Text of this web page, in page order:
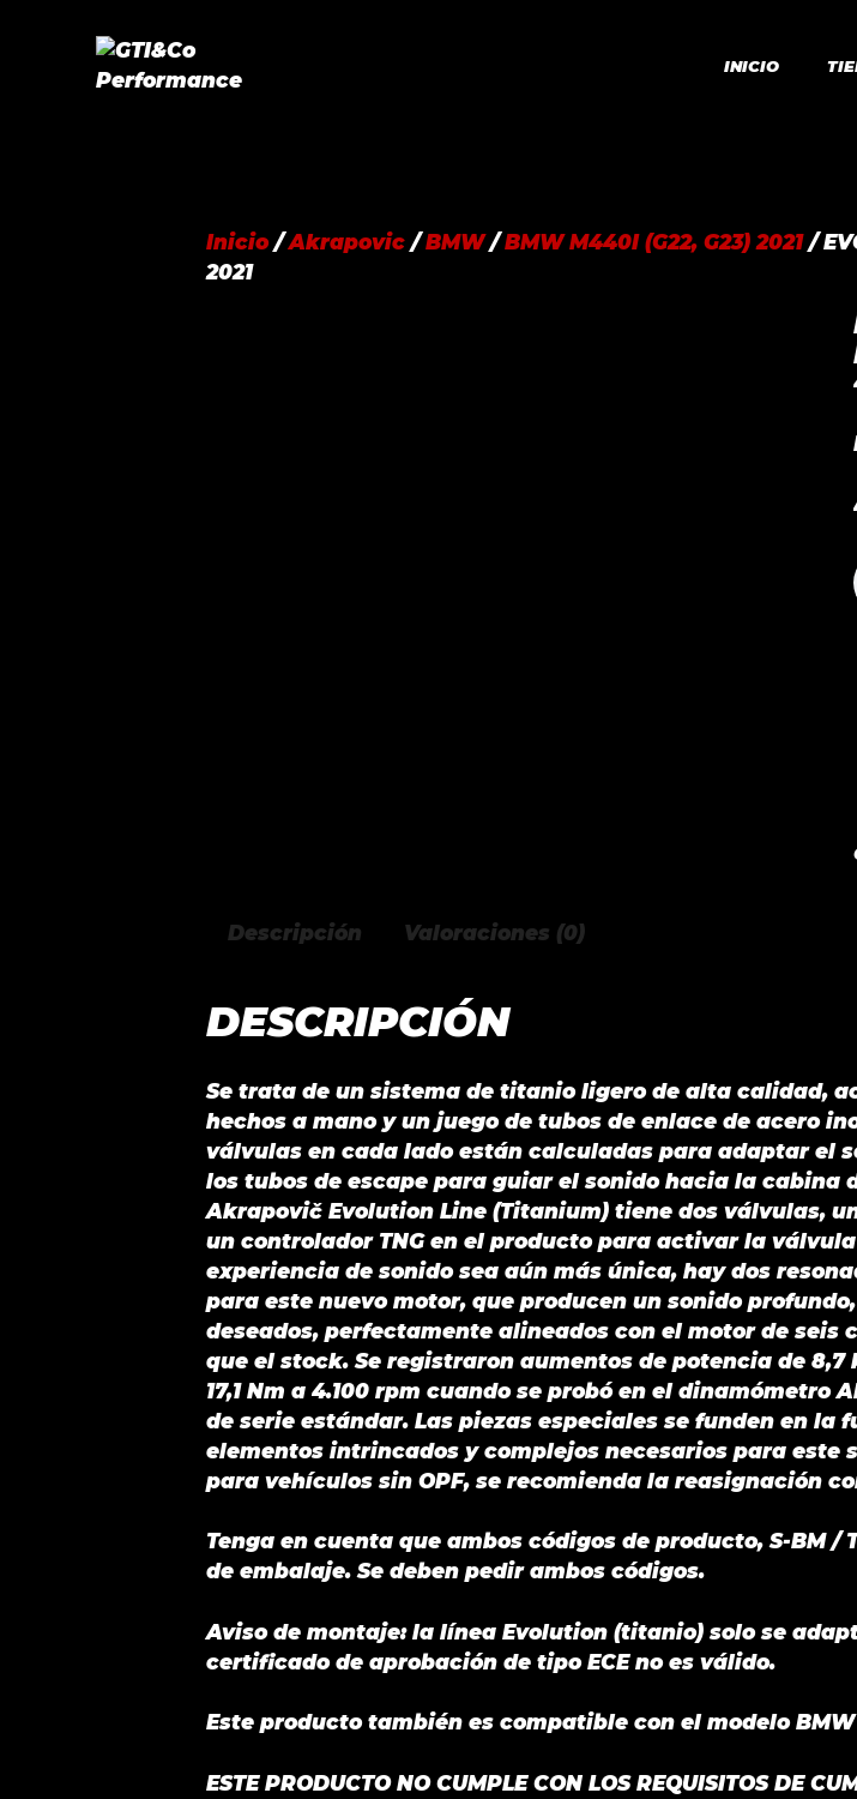
contenido
INICIO
Inicio/Akrapovic /BMW/BMW M440I (G22, G23) 2021/
2021
Descripción Valoraciones (0)
DESCRIPCIÓN
Se trata de un sistema de titanio ligero de alta calidad,
hechos a mano y un juego de tubos de enlace de acero
válvulas en cada lado están calculadas para adaptar el
los tubos de escape para guiar el sonido hacia la cabina
Akrapovič Evolution Line (Titanium) tiene dos válvulas,
un controlador TNG en el producto para activar la
experiencia de sonido sea aún más única, hay dos
para este nuevo motor, que producen un sonido
deseados, perfectamente alineados con el motor de seis
que el stock. Se registraron aumentos de potencia de 8,7
17,1 Nm a 4.100 rpm cuando se probó en el
de serie estándar. Las piezas especiales se funden en
elementos intrincados y complejos necesarios para este
para vehículos sin OPF, se recomienda la reasignación
Tenga en cuenta que ambos códigos de producto, S-BM /
de embalaje. Se deben pedir ambos códigos.
Aviso de montaje: la línea Evolution (titanio) solo se
certificado de aprobación de tipo ECE no es válido.
Este producto también es compatible con el modelo
ESTE PRODUCTO NO CUMPLE CON LOS REQUISITOS DE